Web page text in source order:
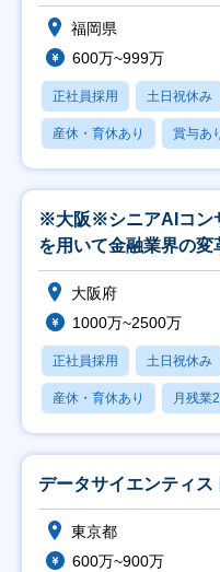
福岡県
600万~999万
正社員採用 土日祝休み
産休・育休あり 賞与あ
※大阪※シニアAIコン
を用いて金融業界の変
大阪府
1000万~2500万
正社員採用 土日祝休み
産休・育休あり 月残業
データサイエンティス
東京都
600万~900万